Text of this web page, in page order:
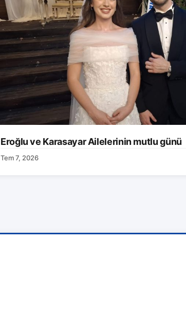
Eroğlu ve Karasayar Ailelerinin mutlu günü
Tem 7, 2026